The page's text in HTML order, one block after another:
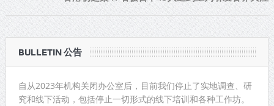
BULLETIN 公告
自从2023年机构关闭办公室后，目前我们停止了实地调查、研
究和线下活动，包括停止一切形式的线下培训和各种工作坊。